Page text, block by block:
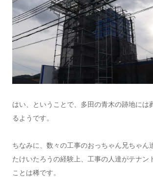
はい、ということで、多田の青木の跡地には
るようです。
ちなみに、数々の工事のおっちゃん兄ちゃん
たけいたろうの経験上、工事の人達がテナン
ことは稀です。